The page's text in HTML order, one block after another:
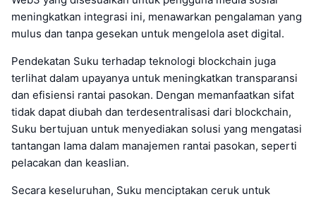
meningkatkan integrasi ini, menawarkan pengalaman yang
mulus dan tanpa gesekan untuk mengelola aset digital.
Pendekatan Suku terhadap teknologi blockchain juga
terlihat dalam upayanya untuk meningkatkan transparansi
dan efisiensi rantai pasokan. Dengan memanfaatkan sifat
tidak dapat diubah dan terdesentralisasi dari blockchain,
Suku bertujuan untuk menyediakan solusi yang mengatasi
tantangan lama dalam manajemen rantai pasokan, seperti
pelacakan dan keaslian.
Secara keseluruhan, Suku menciptakan ceruk untuk